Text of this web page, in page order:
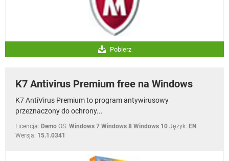
Pobierz
K7 Antivirus Premium free na Windows
K7 AntiVirus Premium to program antywirusowy
przeznaczony do ochrony...
Licencja: Demo OS: Windows 7 Windows 8 Windows 10 Język: EN
Wersja: 15.1.0341